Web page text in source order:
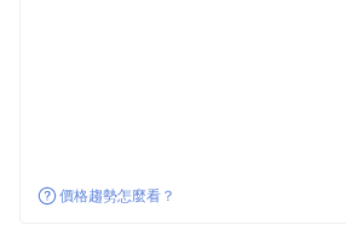
價格趨勢怎麼看？